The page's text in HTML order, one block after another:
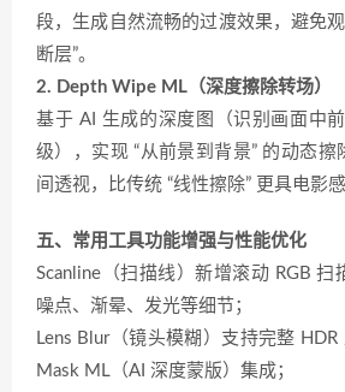
段，生成自然流畅的过渡效果，避免
断层”。
2. Depth Wipe ML（深度擦除转场）
基于 AI 生成的深度图（识别画面中
级），实现 “从前景到背景” 的动态擦
间透视，比传统 “线性擦除” 更具电影感
五、常用工具功能增强与性能优化
Scanline（扫描线）新增滚动 RGB 扫
噪点、渐晕、发光等细节；
Lens Blur（镜头模糊）支持完整
Mask ML（AI 深度蒙版）集成；